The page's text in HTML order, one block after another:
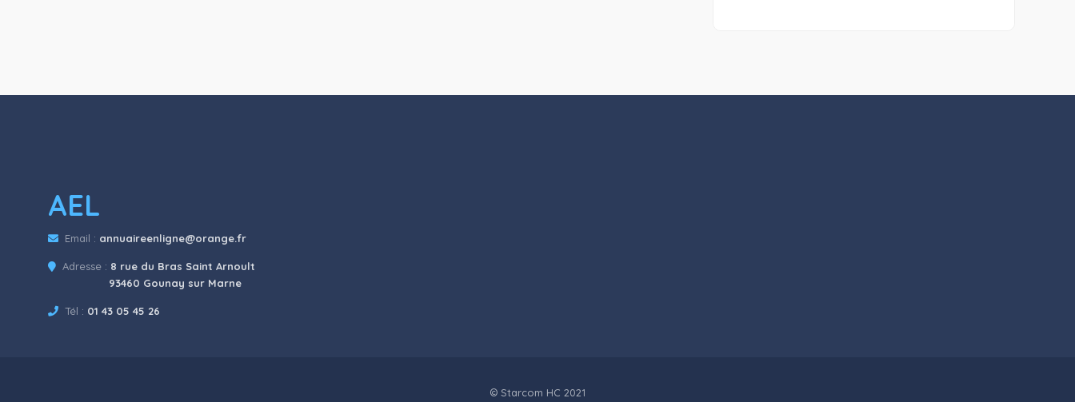
AEL
Email : annuaireenligne@orange.fr
Adresse : 8 rue du Bras Saint Arnoult
93460 Gounay sur Marne
Tél : 01 43 05 45 26
© Starcom HC 2021